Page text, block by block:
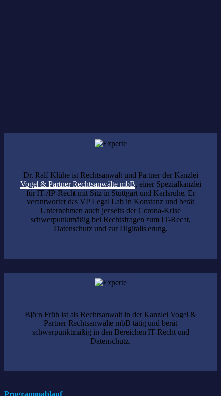
Dr. Ralf Klühe ist Rechtsanwalt und Partner der Kanzlei
Vogel & Partner Rechtsanwälte mbB, einer Spezialkanzlei
für IT-/IP-Recht mit Sitz in Stuttgart und Karlsruhe. Er
verantwortet das VP Legal Lab in Konstanz und berät
Unternehmen auch jenseits der Corona-Krise
schwerpunktmäßig bei Rechtsfragen zum IT-Recht,
Datenschutz und zur Digitalisierung.
Björn Früh ist als Rechtsanwalt in der Kanzlei Vogel &
Partner Rechtsanwälte mbB tätig und berät
schwerpunktmäßig in den Bereichen IT-Recht und
Datenschutz.
Programmablauf